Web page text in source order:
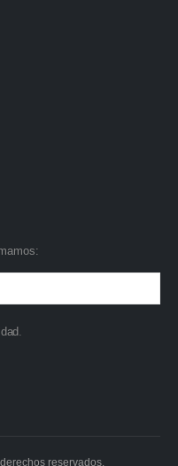
.
reservados.